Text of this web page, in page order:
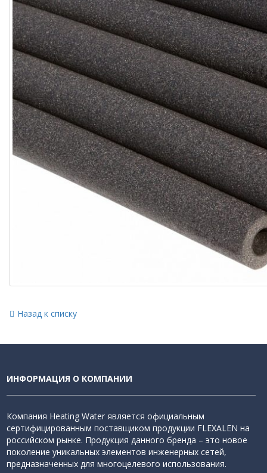
Назад к списку
ИНФОРМАЦИЯ О КОМПАНИИ
Компания Heating Water является официальным
сертифицированным поставщиком продукции FLEXALEN на
российском рынке. Продукция данного бренда – это новое
поколение уникальных элементов инженерных сетей,
предназначенных для многоцелевого использования.